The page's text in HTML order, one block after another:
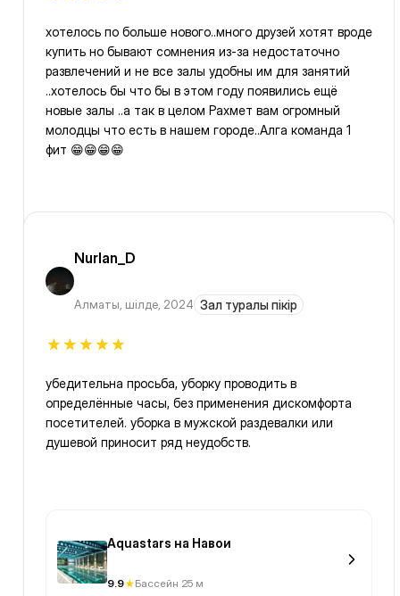
хотелось по больше нового..много друзей хотят вроде
купить но бывают сомнения из-за недостаточно
развлечений и не все залы удобны им для занятий
..хотелось бы что бы в этом году появились ещё
новые залы ..а так в целом Рахмет вам огромный
молодцы что есть в нашем городе..Алга команда 1
фит 😁😁😁😁
Nurlan_D
Алматы, шілде, 2024 Зал туралы пікір
убедительна просьба, уборку проводить в
определённые часы, без применения дискомфорта
посетителей. уборка в мужской раздевалки или
душевой приносит ряд неудобств.
Aquastars на Навои
9.9 Бассейн 25 м